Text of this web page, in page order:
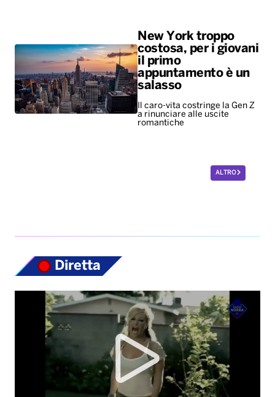
New York troppo
costosa, per i giovani
il primo
appuntamento è un
salasso
Il caro-vita costringe la Gen Z
a rinunciare alle uscite
romantiche
ALTRO
Diretta